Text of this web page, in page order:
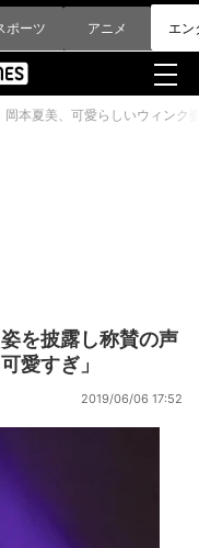
ポーツ アニメ エン
岡本夏美、可愛らしいウィンク
を披露し称賛の声
愛すぎ」
2019/06/06 17:52